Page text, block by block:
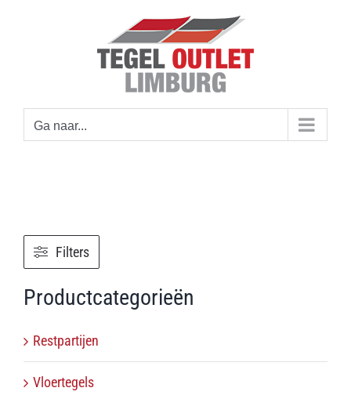
Ga naar...
Filters
Productcategorieën
Restpartijen
Vloertegels